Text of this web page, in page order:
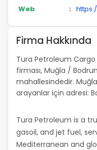
Web
:
Firma Hakkında
Tura Petroleum
firması, Muğla /
mahallesindedir.
arayanlar için adresi:
Tura Petroleum is a
gasoil, and jet fuel,
Mediterranean and